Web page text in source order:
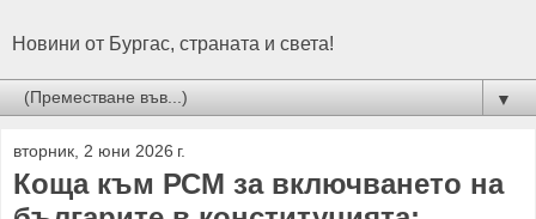
Новини от Бургас, страната и света!
▼
вторник, 2 юни 2026 г.
Коща към РСМ за включването на